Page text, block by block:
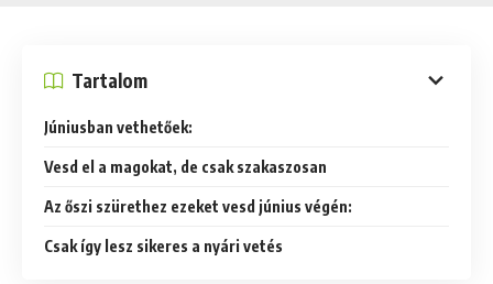
Tartalom
Júniusban vethetőek:
Vesd el a magokat, de csak szakaszosan
Az őszi szürethez ezeket vesd június végén:
Csak így lesz sikeres a nyári vetés